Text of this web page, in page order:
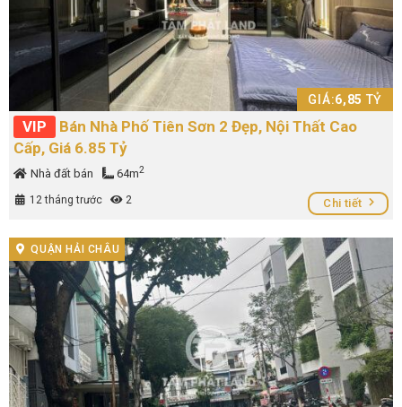
GIÁ:6,85 TỶ
VIP
Bán Nhà Phố Tiên Sơn 2 Đẹp, Nội Thất Cao
Cấp, Giá 6.85 Tỷ
Nhà đất bán 64m2
12 tháng trước 2 Chi tiết
QUẬN HẢI CHÂU